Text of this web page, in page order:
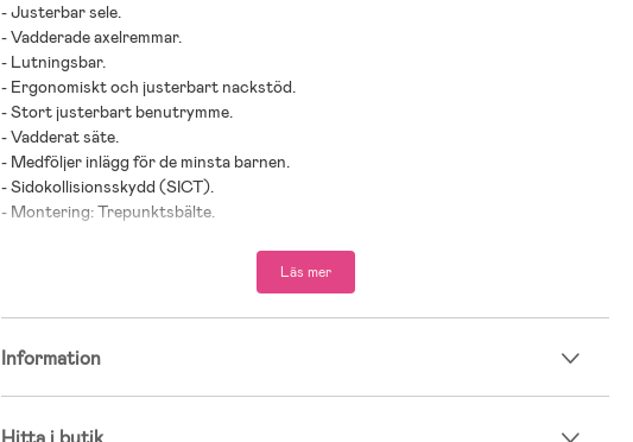
- Justerbar sele.
- Vadderade axelremmar.
- Lutningsbar.
- Ergonomiskt och justerbart nackstöd.
- Stort justerbart benutrymme.
- Vadderat säte.
- Medföljer inlägg för de minsta barnen.
- Sidokollisionsskydd (SICT).
- Montering: Trepunktsbälte.
- Självåtdragande förankringsband.
Läs mer
Information